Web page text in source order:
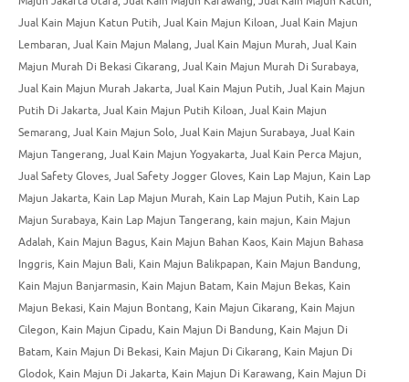
Jual Kain Majun Katun Putih, Jual Kain Majun Kiloan, Jual Kain Majun
Lembaran, Jual Kain Majun Malang, Jual Kain Majun Murah, Jual Kain
Majun Murah Di Bekasi Cikarang, Jual Kain Majun Murah Di Surabaya,
Jual Kain Majun Murah Jakarta, Jual Kain Majun Putih, Jual Kain Majun
Putih Di Jakarta, Jual Kain Majun Putih Kiloan, Jual Kain Majun
Semarang, Jual Kain Majun Solo, Jual Kain Majun Surabaya, Jual Kain
Majun Tangerang, Jual Kain Majun Yogyakarta, Jual Kain Perca Majun,
Jual Safety Gloves, Jual Safety Jogger Gloves, Kain Lap Majun, Kain Lap
Majun Jakarta, Kain Lap Majun Murah, Kain Lap Majun Putih, Kain Lap
Majun Surabaya, Kain Lap Majun Tangerang, kain majun, Kain Majun
Adalah, Kain Majun Bagus, Kain Majun Bahan Kaos, Kain Majun Bahasa
Inggris, Kain Majun Bali, Kain Majun Balikpapan, Kain Majun Bandung,
Kain Majun Banjarmasin, Kain Majun Batam, Kain Majun Bekas, Kain
Majun Bekasi, Kain Majun Bontang, Kain Majun Cikarang, Kain Majun
Cilegon, Kain Majun Cipadu, Kain Majun Di Bandung, Kain Majun Di
Batam, Kain Majun Di Bekasi, Kain Majun Di Cikarang, Kain Majun Di
Glodok, Kain Majun Di Jakarta, Kain Majun Di Karawang, Kain Majun Di